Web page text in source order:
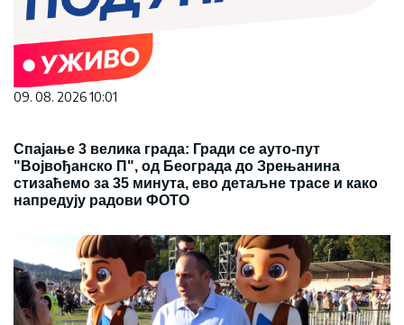
09. 08. 2026 10:01
Спајање 3 велика града: Гради се ауто-пут
"Војвођанско П", од Београда до Зрењанина
стизаћемо за 35 минута, ево детаљне трасе и како
напредују радови ФОТО